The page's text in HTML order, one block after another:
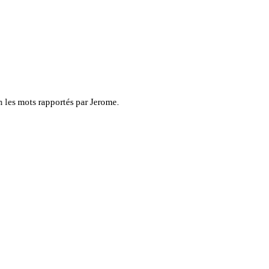
les mots rapportés par Jerome.